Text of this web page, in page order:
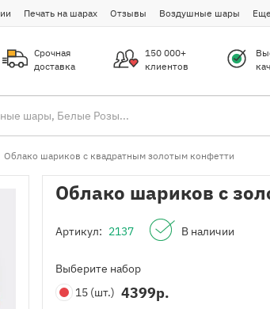
Печать на шарах Отзывы Воздушные шары Еще
Срочная
доставка
150 000+
клиентов
Облако шариков с квадратным золотым конфетти
Облако шариков с
Артикул: 2137 В наличии
Выберите набор
15 (шт.) 4399р.